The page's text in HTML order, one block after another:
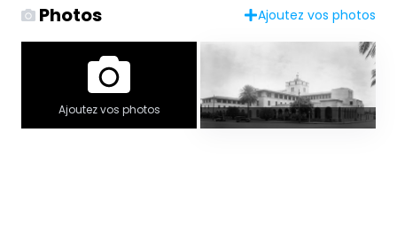
Photos Ajoutez vos photos
Ajoutez vos photos